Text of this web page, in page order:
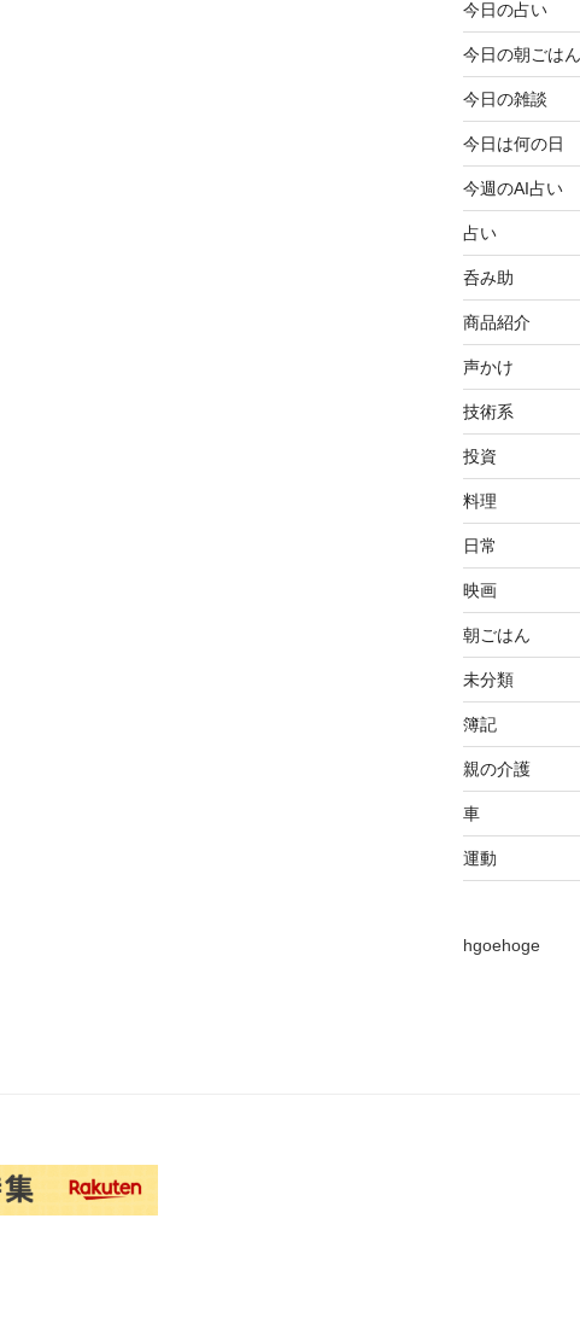
今日の占い
今日の朝ごはん
今日の雑談
今日は何の日
今週のAI占い
占い
呑み助
商品紹介
声かけ
技術系
投資
料理
日常
映画
朝ごはん
未分類
簿記
親の介護
車
運動
hgoehoge